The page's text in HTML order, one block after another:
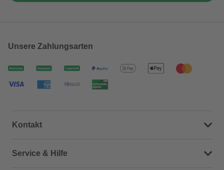
Unsere Zahlungsarten
Kontakt
Dein Kontakt zu uns
Service & Hilfe